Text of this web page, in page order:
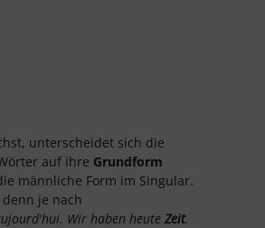
unterscheidet sich die
auf ihre Grundform
männliche Form im Singular.
je nach
Wir haben heute Zeit.